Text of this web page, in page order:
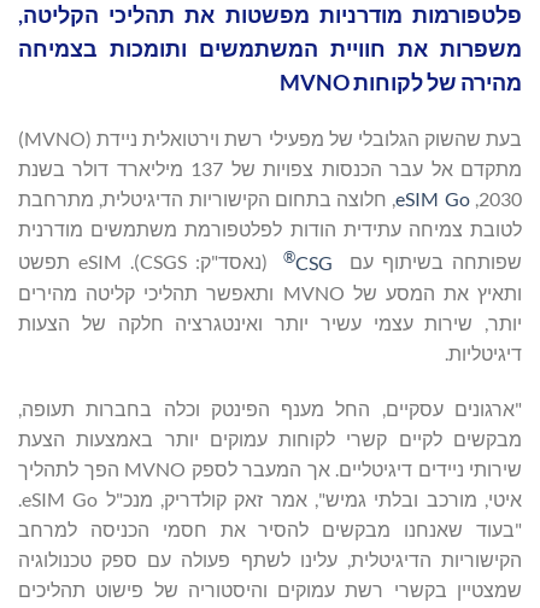
פלטפורמות מודרניות מפשטות את תהליכי הקליטה,
משפרות את חוויית המשתמשים ותומכות בצמיחה
מהירה של לקוחות MVNO
בעת שהשוק הגלובלי של מפעילי רשת וירטואלית ניידת (MVNO)
מתקדם אל עבר הכנסות צפויות של 137 מיליארד דולר בשנת
2030,
eSIM Go, חלוצה בתחום הקישוריות הדיגיטלית, מתרחבת
לטובת צמיחה עתידית הודות לפלטפורמת משתמשים מודרנית
שפותחה בשיתוף עם CSG
®
(נאסד"ק: CSGS). eSIM תפשט
ותאיץ את המסע של MVNO ותאפשר תהליכי קליטה מהירים
יותר, שירות עצמי עשיר יותר ואינטגרציה חלקה של הצעות
דיגיטליות.
"ארגונים עסקיים, החל מענף הפינטק וכלה בחברות תעופה,
מבקשים לקיים קשרי לקוחות עמוקים יותר באמצעות הצעת
שירותי ניידים דיגיטליים. אך המעבר לספק MVNO הפך לתהליך
"בעוד שאנחנו מבקשים להסיר את חסמי הכניסה למרחב
הקישוריות הדיגיטלית, עלינו לשתף פעולה עם ספק טכנולוגיה
שמצטיין בקשרי רשת עמוקים והיסטוריה של פישוט תהליכים